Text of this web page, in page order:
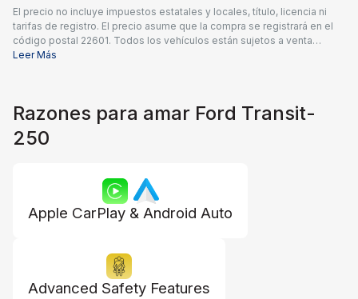
El precio no incluye impuestos estatales y locales, título, licencia ni
tarifas de registro. El precio asume que la compra se registrará en el
código postal 22601. Todos los vehículos están sujetos a venta
previa. Los precios incluyen una tarifa de documentación del
compatibles con ofertas especiales de financiamiento. El precio real
del concesionario puede variar.
Leer Más
Razones para amar Ford Transit-
250
Apple CarPlay & Android Auto
Advanced Safety Features